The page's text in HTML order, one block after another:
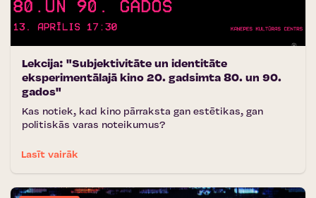
Lekcija: "Subjektivitāte un identitāte
eksperimentālajā kino 20. gadsimta 80. un 90.
gados"
Kas notiek, kad kino pārraksta gan estētikas, gan
politiskās varas noteikumus?
Lasīt vairāk